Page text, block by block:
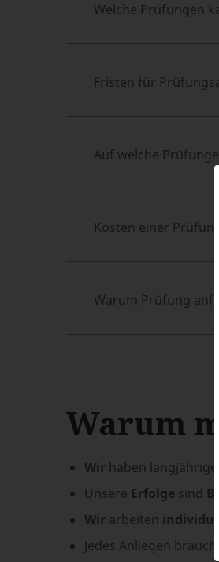
Welche Prüfungen
Fristen für
Auf welche
Kosten einer
Warum Prüfung
Warum
Wirhaben langjährige
Unsere Erfolge sind
Wir arbeiten
Jedes Anliegen braucht